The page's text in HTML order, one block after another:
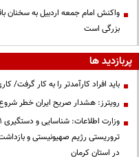
واکنش امام جمعه اردبیل به سخنان
بزرگی است
پربازدید ها
باید افراد کارآمدتر را به کار
رویترز: هشدار صریح ایران خطر
در استان کرمان